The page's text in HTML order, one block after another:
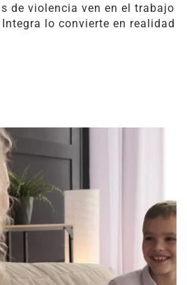
de violencia ven en el trabajo
lo convierte en realidad